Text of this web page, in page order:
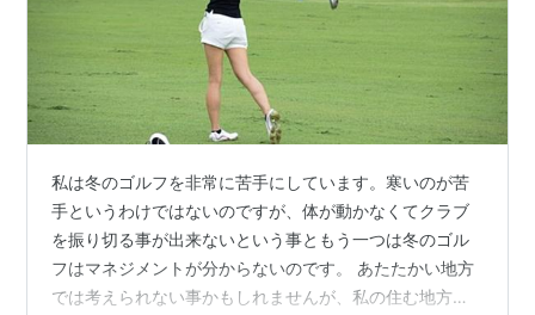
私は冬のゴルフを非常に苦手にしています。寒いのが苦
手というわけではないのですが、体が動かなくてクラブ
を振り切る事が出来ないという事ともう一つは冬のゴル
フはマネジメントが分からないのです。 あたたかい地方
では考えられない事かもしれませんが、私の住む地方で